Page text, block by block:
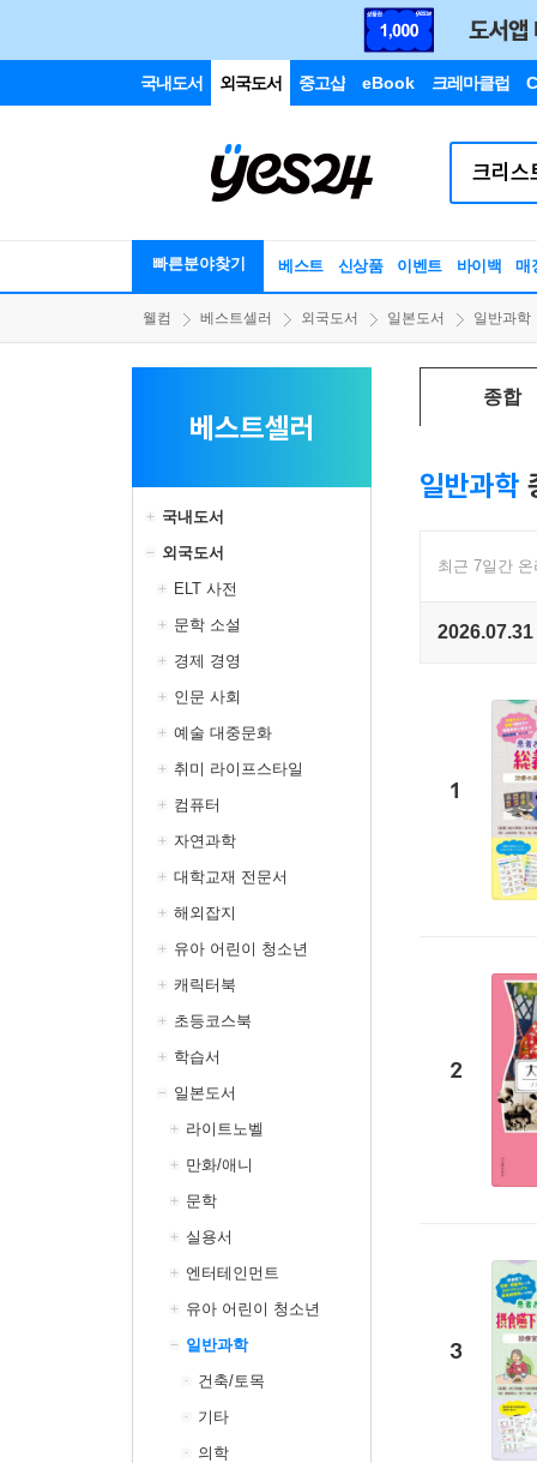
국내도서 외국도서 중고샵 eBook 크레마클럽
빠른분야찾기 베스트 신상품 이벤트 바이백 매
웰컴 베스트셀러 외국도서 일본도서 일반과학
베스트셀러
국내도서
외국도서
ELT 사전
문학 소설
경제 경영
인문 사회
예술 대중문화
취미 라이프스타일
컴퓨터
자연과학
대학교재 전문서
해외잡지
유아 어린이 청소년
캐릭터북
초등코스북
학습서
일본도서
라이트노벨
만화/애니
문학
실용서
엔터테인먼트
유아 어린이 청소년
일반과학
건축/토목
기타
의학
종합
일반과학
최근 7일간
1
2
3